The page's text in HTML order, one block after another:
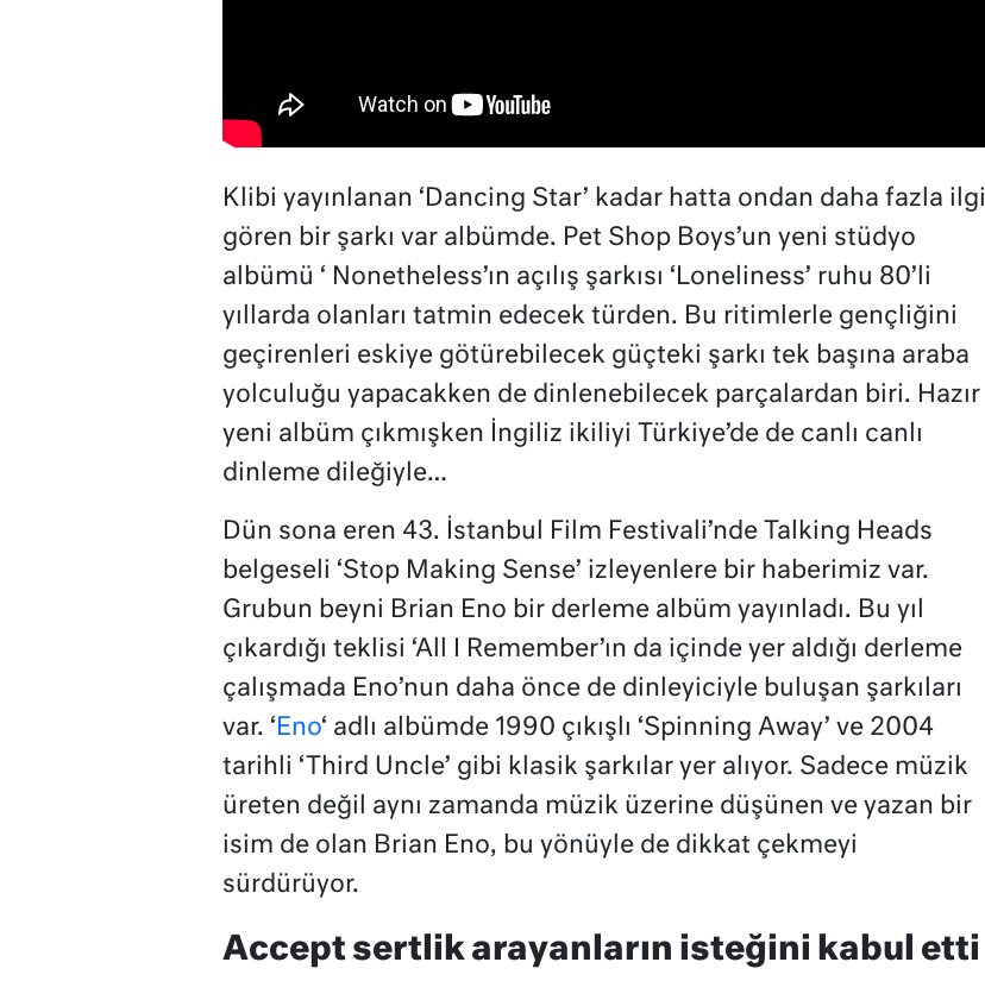
Klibi yayınlanan ‘Dancing Star’ kadar hatta ondan daha fazla ilgi
gören bir şarkı var albümde. Pet Shop Boys’un yeni stüdyo
albümü ‘ Nonetheless’ın açılış şarkısı ‘Loneliness’ ruhu 80’li
yıllarda olanları tatmin edecek türden. Bu ritimlerle gençliğini
geçirenleri eskiye götürebilecek güçteki şarkı tek başına araba
yolculuğu yapacakken de dinlenebilecek parçalardan biri. Hazır
yeni albüm çıkmışken İngiliz ikiliyi Türkiye’de de canlı canlı
dinleme dileğiyle…
Dün sona eren 43. İstanbul Film Festivali’nde Talking Heads
belgeseli ‘Stop Making Sense’ izleyenlere bir haberimiz var.
Grubun beyni Brian Eno bir derleme albüm yayınladı. Bu yıl
çıkardığı teklisi ‘All I Remember’ın da içinde yer aldığı derleme
çalışmada Eno’nun daha önce de dinleyiciyle buluşan şarkıları
var. ‘Eno‘ adlı albümde 1990 çıkışlı ‘Spinning Away’ ve 2004
tarihli ‘Third Uncle’ gibi klasik şarkılar yer alıyor. Sadece müzik
üreten değil aynı zamanda müzik üzerine düşünen ve yazan bir
isim de olan Brian Eno, bu yönüyle de dikkat çekmeyi
sürdürüyor.
Accept sertlik arayanların isteğini kabul etti